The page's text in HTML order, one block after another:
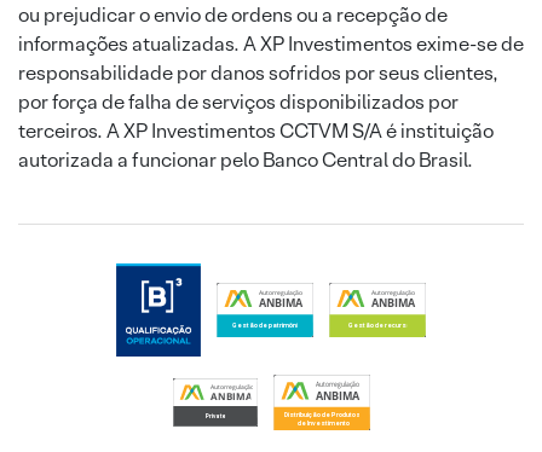
ou prejudicar o envio de ordens ou a recepção de
informações atualizadas. A XP Investimentos exime-se de
responsabilidade por danos sofridos por seus clientes,
por força de falha de serviços disponibilizados por
terceiros. A XP Investimentos CCTVM S/A é instituição
autorizada a funcionar pelo Banco Central do Brasil.